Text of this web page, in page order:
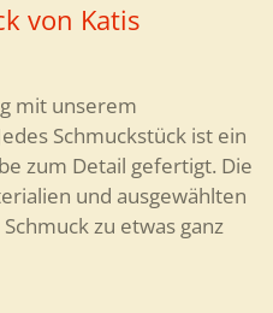
von Katis
mit unserem
Schmuckstück ist ein
zum Detail gefertigt. Die
und ausgewählten
zu etwas ganz